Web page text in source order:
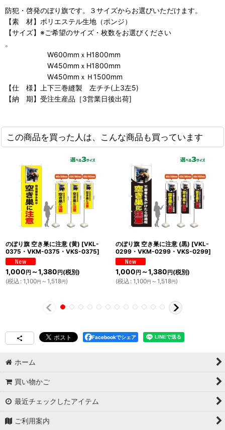
防犯・啓発のぼり旗です。３サイズからお選びいただけます。
【素 材】ポリエステル生地（ポンジ）
【サイズ】※ご希望のサイズ・枚数をお選びください
。
W600mmｘH1800mm
W450mmｘH1800mm
W450mmｘＨ1500mm
【仕 様】上下三巻縫製 左チチ(上3左5)
【納 期】受注生産品［3営業日後出荷]
この商品を買った人は、こんな商品も買っています
のぼり旗 空き巣に注意 (黄) [VKL-
0375・VKM-0375・VKS-0375]
1,000 円 ～1,380 円 (税別)
(税込 : 1,100円 ～1,518円)
のぼり旗 空き巣に注意 (黒) [VKL-
0299・VKM-0299・VKS-0299]
1,000 円 ～1,380 円 (税別)
(税込 : 1,100円 ～1,518円)
Facebookでシェア
ホーム
買い物かご
最近チェックしたアイテム
ご利用案内